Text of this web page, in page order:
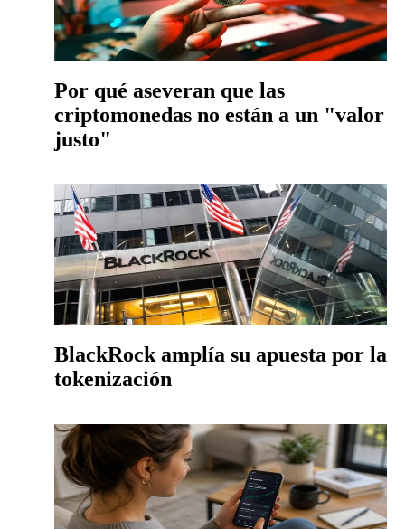
Por qué aseveran que las
criptomonedas no están a un "valor
justo"
BlackRock amplía su apuesta por la
tokenización